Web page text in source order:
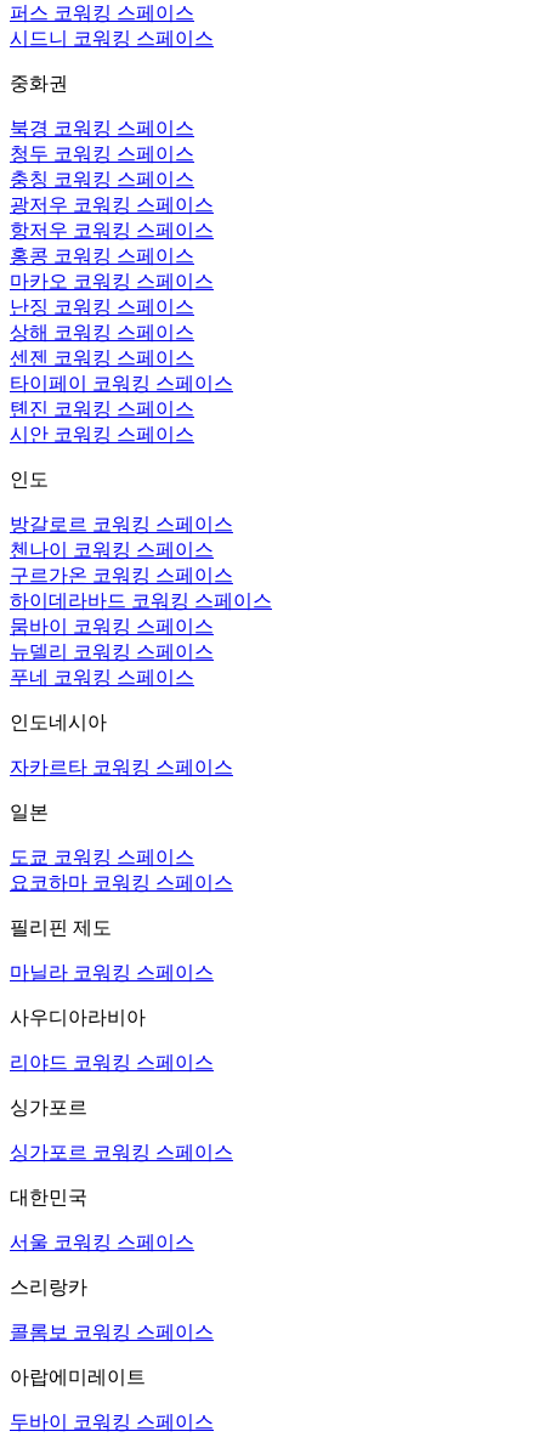
퍼스 코워킹 스페이스
시드니 코워킹 스페이스
중화권
북경 코워킹 스페이스
청두 코워킹 스페이스
충칭 코워킹 스페이스
광저우 코워킹 스페이스
항저우 코워킹 스페이스
홍콩 코워킹 스페이스
마카오 코워킹 스페이스
난징 코워킹 스페이스
상해 코워킹 스페이스
센젠 코워킹 스페이스
타이페이 코워킹 스페이스
톈진 코워킹 스페이스
시안 코워킹 스페이스
인도
방갈로르 코워킹 스페이스
첸나이 코워킹 스페이스
구르가온 코워킹 스페이스
하이데라바드 코워킹 스페이스
뭄바이 코워킹 스페이스
뉴델리 코워킹 스페이스
푸네 코워킹 스페이스
인도네시아
자카르타 코워킹 스페이스
일본
도쿄 코워킹 스페이스
요코하마 코워킹 스페이스
필리핀 제도
마닐라 코워킹 스페이스
사우디아라비아
리야드 코워킹 스페이스
싱가포르
싱가포르 코워킹 스페이스
대한민국
서울 코워킹 스페이스
스리랑카
콜롬보 코워킹 스페이스
아랍에미레이트
두바이 코워킹 스페이스